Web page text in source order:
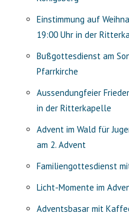
Einstimmung auf
19:00 Uhr in der
Bußgottesdienst am
Pfarrkirche
Aussendungfeier
in der Ritterkapelle
Advent im Wald für
am 2. Advent
Familiengottesdienst
Licht-Momente im
Adventsbasar mit